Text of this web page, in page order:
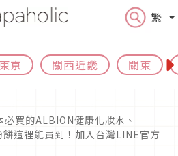
繁
東京 關西近畿 關東
必買的ALBION健康化妝水、
這裡能買到！加入台灣LINE官方